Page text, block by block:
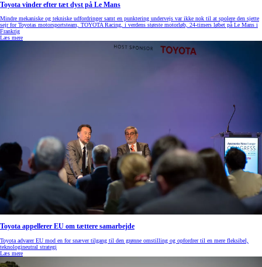
Toyota vinder efter tæt dyst på Le Mans
Mindre mekaniske og tekniske udfordringer samt en punktering undervejs var ikke nok til at spolere den sjette
sejr for Toyotas motorsportsteam, TOYOTA Racing, i verdens største motorløb, 24-timers løbet på Le Mans i
Frankrig
Læs mere
Toyota appellerer EU om tættere samarbejde
Toyota advarer EU mod en for snæver tilgang til den grønne omstilling og opfordrer til en mere fleksibel,
teknologineutral strategi
Læs mere